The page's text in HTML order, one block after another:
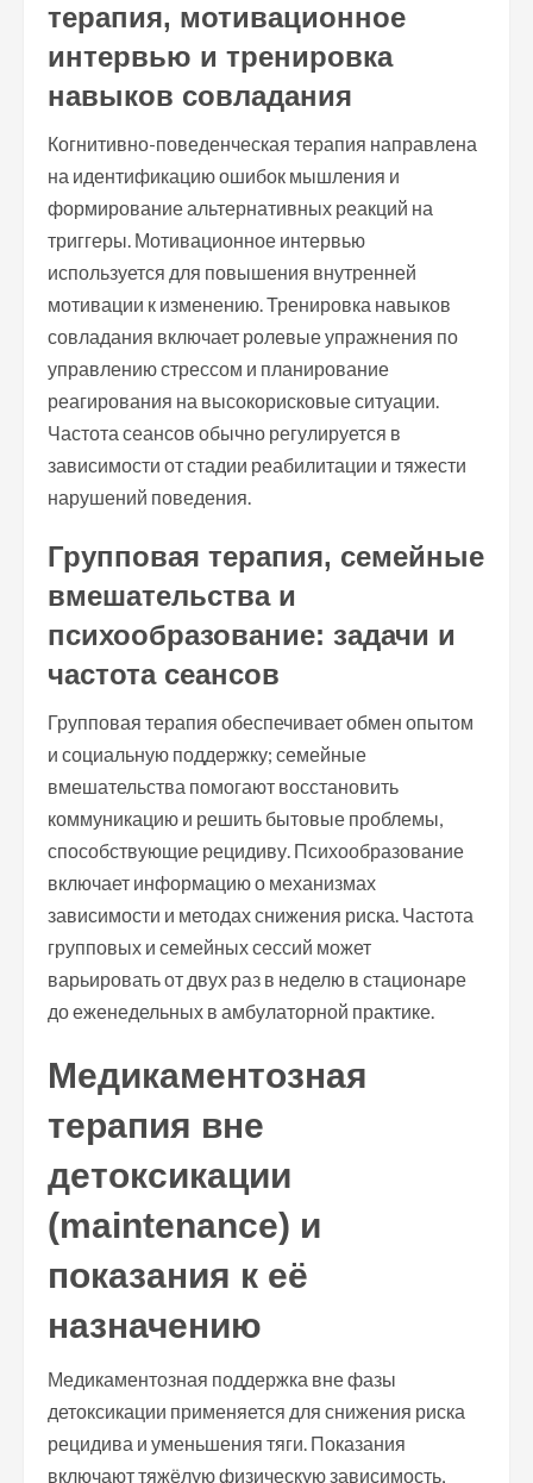
терапия, мотивационное
интервью и тренировка
навыков совладания
Когнитивно-поведенческая терапия направлена
на идентификацию ошибок мышления и
формирование альтернативных реакций на
триггеры. Мотивационное интервью
используется для повышения внутренней
мотивации к изменению. Тренировка навыков
совладания включает ролевые упражнения по
управлению стрессом и планирование
реагирования на высокорисковые ситуации.
Частота сеансов обычно регулируется в
зависимости от стадии реабилитации и тяжести
нарушений поведения.
Групповая терапия, семейные
вмешательства и
психообразование: задачи и
частота сеансов
Групповая терапия обеспечивает обмен опытом
и социальную поддержку; семейные
вмешательства помогают восстановить
коммуникацию и решить бытовые проблемы,
способствующие рецидиву. Психообразование
включает информацию о механизмах
зависимости и методах снижения риска. Частота
групповых и семейных сессий может
варьировать от двух раз в неделю в стационаре
до еженедельных в амбулаторной практике.
Медикаментозная
терапия вне
детоксикации
(maintenance) и
показания к её
назначению
Медикаментозная поддержка вне фазы
детоксикации применяется для снижения риска
рецидива и уменьшения тяги. Показания
включают тяжёлую физическую зависимость,